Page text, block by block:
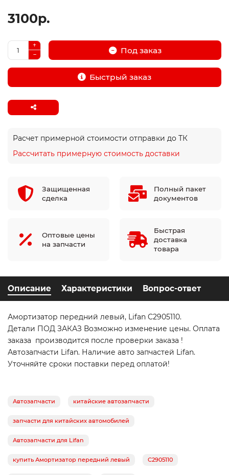
3100р.
Под заказ
Быстрый заказ
Расчет примерной стоимости отправки до ТК
Рассчитать примерную стоимость доставки
Защищенная
сделка
Полный пакет
документов
Оптовые цены
на запчасти
Быстрая
доставка
товара
Описание Характеристики Вопрос-ответ
Амортизатор передний левый, Lifan C2905110.
Детали ПОД ЗАКАЗ Возможно изменение цены. Оплата
заказа производится после проверки заказа !
Автозапчасти Lifan. Наличие авто запчастей Lifan.
Уточняйте сроки поставки перед оплатой!
Автозапчасти китайские автозапчасти
запчасти для китайских автомобилей
Автозапчасти для Lifan
купить Амортизатор передний левый C2905110